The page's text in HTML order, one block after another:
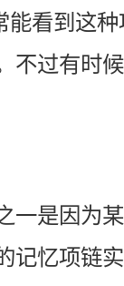
能看到这
不过有时
一是因为
记忆项链